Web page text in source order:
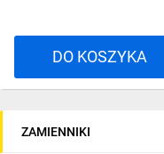
DO KOSZYKA
ZAMIENNIKI